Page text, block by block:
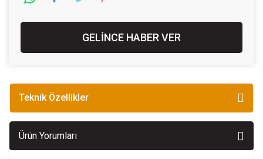
GELİNCE HABER VER
Teknik Özellikler
Ürün Yorumları